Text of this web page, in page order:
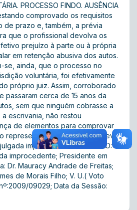
PROCESSO FINDO. AUSÊNCIA
comprovado os requisitos
de prazo e, também, a prévia
que o profissional devolva os
prejuízo à parte ou à própria
em retenção abusiva dos autos.
se, ainda, que o processo no
voluntária, foi efetivamente
próprio juiz. Assim, corroborado
passaram cerca de 15 anos da
sem que ninguém cobrasse a
escrivania, não restou
de elementos para comprovar
representado. Sendo assim, deve
improcedente. ACÓRDÃO:
improcedente; Presidente em
Dr. Mauracy Andrade de Freitas;
de Morais Filho; V. U.( Voto
09029; Data da Sessão: